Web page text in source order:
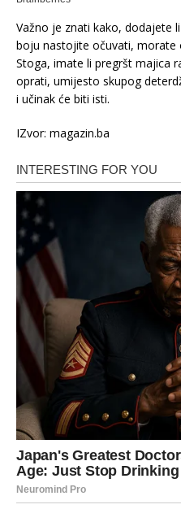
Važno je znati kako, dodajete
boju nastojite očuvati, morate
Stoga, imate li pregršt majica
oprati, umijesto skupog
i učinak će biti isti.
IZvor: magazin.ba